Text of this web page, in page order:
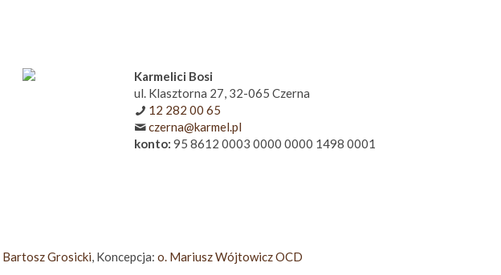
Karmelici Bosi
ul. Klasztorna 27, 32-065 Czerna
12 282 00 65
czerna@karmel.pl
konto: 95 8612 0003 0000 0000 1498 0001
Bartosz Grosicki, Koncepcja: o. Mariusz Wójtowicz OCD